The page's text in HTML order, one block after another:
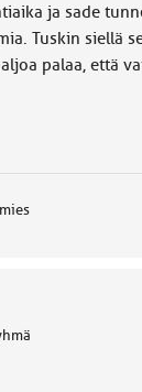
ja sade
Tuskin siellä
palaa, että